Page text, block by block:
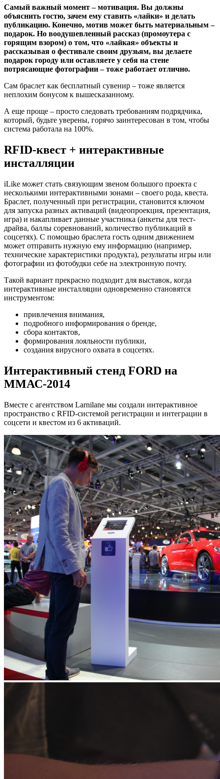
Самый важный момент – мотивация. Вы должны
объяснить гостю, зачем ему ставить «лайки» и делать
публикацию. Конечно, мотив может быть материальным –
подарок. Но воодушевленный рассказ (промоутера с
горящим взором) о том, что «лайкая» объекты и
рассказывая о фестивале своим друзьям, вы делаете
подарок городу или оставляете у себя на стене
потрясающие фотографии – тоже работает отлично.
Сам браслет как бесплатный сувенир – тоже является
неплохим бонусом к вышесказанному.
А еще проще – просто следовать требованиям подрядчика,
который, будьте уверены, горячо заинтересован в том, чтобы
система работала на 100%.
RFID-квест + интерактивные
инсталляции
iLike может стать связующим звеном большого проекта с
несколькими интерактивными зонами – своего рода, квеста.
Браслет, полученный при регистрации, становится ключом
для запуска разных активаций (видеопроекция, презентация,
игра) и накапливает данные участника (анкеты для тест-
драйва, баллы соревнований, количество публикаций в
соцсетях). С помощью браслета гость одним движением
может отправить нужную ему информацию (например,
технические характеристики продукта), результаты игры или
фотографии из фотобудки себе на электронную почту.
Такой вариант прекрасно подходит для выставок, когда
интерактивные инсталляции одновременно становятся
инструментом:
привлечения внимания,
подробного информирования о бренде,
сбора контактов,
формирования лояльности публики,
создания вирусного охвата в соцсетях.
Интерактивный стенд FORD на
ММАС-2014
Вместе с агентством Larnilane мы создали интерактивное
пространство с RFID-системой регистрации и интеграции в
соцсети и квестом из 6 активаций.